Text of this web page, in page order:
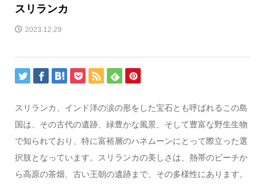
スリランカ
2023.12.29
スリランカ、インド洋の涙の形をした宝石とも呼ばれるこの島
国は、その古代の遺跡、緑豊かな風景、そして豊富な野生生物
で知られており、特に富裕層のハネムーンにとって際立った選
択肢となっています。スリランカの美しさは、熱帯のビーチか
ら高原の茶畑、古い王朝の遺跡まで、その多様性にあります。